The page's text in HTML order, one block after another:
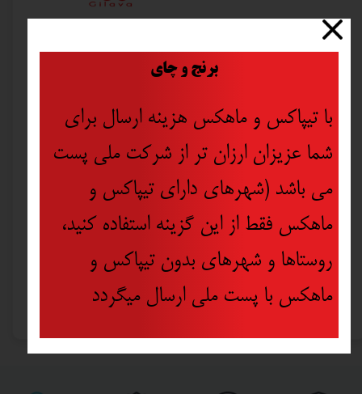
چسب چوب هل نیم کیلویی
۳۵۰,۰۰۰ تومان
برنج و چای
با تیپاکس و ماهکس هزینه ارسال برای
شما عزیزان ارزان تر از شرکت ملی پست
می باشد (شهرهای دارای تیپاکس و
ماهکس فقط از این گزینه استفاده کنید،
روستاها و شهرهای بدون تیپاکس و
ماهکس با پست ملی ارسال میگردد